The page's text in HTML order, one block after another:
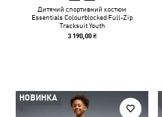
Дитячий спортивний костюм
Essentials Colourblocked Full-Zip
Tracksuit Youth
3 190,00 ₴
НОВИНКА